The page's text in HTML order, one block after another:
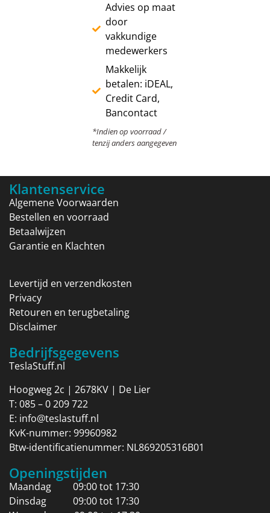
Advies op maat
door
vakkundige
medewerkers
Makkelijk
betalen: iDEAL,
Credit Card,
Bancontact
*Indien op voorraad /
tenzij anders aangegeven
Klantenservice
Algemene Voorwaarden
Bestellen en voorraad
Betaalwijzen
Garantie en Klachten
Levertijd en verzendkosten
Privacy
Retouren en terugbetaling
Disclaimer
Bedrijfsgegevens
TeslaStuff.nl
Hoogweg 2c | 2678KV | De Lier
T: 085 – 0 209 722
E: info@teslastuff.nl
KvK-nummer: 99960982
Btw-identificatienummer: NL869205316B01
Openingstijden
Maandag 09:00 tot 17:30
Dinsdag 09:00 tot 17:30